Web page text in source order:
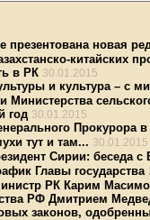
презентована новая
китайских
в РК 30.01.2015
и культура – с
Министерства
год 30.01.2015
Прокурора
тут и там... 30.01.2015
Сирии: беседа
Главы государства
РК Карим
РФ Дмитрием
законов,